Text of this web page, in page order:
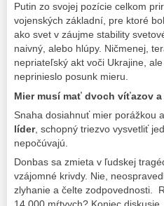
Putin zo svojej pozície celkom
vojenských základní, pre ktoré
ako svet v záujme stability
naivný, alebo hlúpy. Ničmenej,
nepriateľský akt voči Ukrajine,
neprinieslo posunk mieru.
Mier musí mať dvoch víťazov
Snaha dosiahnuť mier porážkou
líder, schopný triezvo vysvetliť
nepočúvajú.
Donbas sa zmieta v ľudskej
vzájomné krivdy. Nie,
zlyhanie a čelte zodpovednosti.